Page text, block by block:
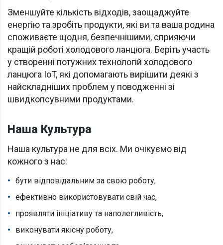
Зменшуйте кількість відходів, заощаджуйте
енергію та зробіть продукти, які ви та ваша родина
споживаєте щодня, безпечнішими, сприяючи
кращій роботі холодового ланцюга. Беріть участь
у створенні потужних технологій холодового
ланцюга IoT, які допомагають вирішити деякі з
найскладніших проблем у поводженні зі
швидкопсувними продуктами.
Наша Культура
Наша культура не для всіх. Ми очікуємо від
кожного з нас:
бути відповідальним за свою роботу,
ефективно використовувати свій час,
проявляти ініціативу та наполегливість,
виконувати якісну роботу,